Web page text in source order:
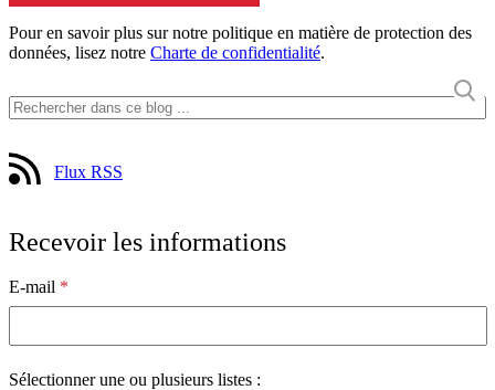
Pour en savoir plus sur notre politique en matière de protection des
données, lisez notre Charte de confidentialité.
Flux RSS
Recevoir les informations
E-mail *
Sélectionner une ou plusieurs listes :